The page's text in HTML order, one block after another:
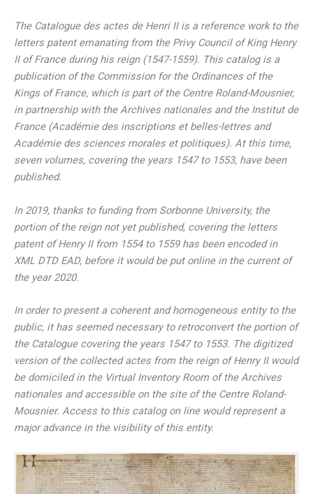
The Catalogue des actes de Henri II is a reference work to the
letters patent emanating from the Privy Council of King Henry
II of France during his reign (1547-1559). This catalog is a
publication of the Commission for the Ordinances of the
Kings of France, which is part of the Centre Roland-Mousnier,
in partnership with the Archives nationales and the Institut de
France (Académie des inscriptions et belles-lettres and
Académie des sciences morales et politiques). At this time,
seven volumes, covering the years 1547 to 1553, have been
published.
In 2019, thanks to funding from Sorbonne University, the
portion of the reign not yet published, covering the letters
patent of Henry II from 1554 to 1559 has been encoded in
XML DTD EAD, before it would be put online in the current of
the year 2020.
In order to present a coherent and homogeneous entity to the
public, it has seemed necessary to retroconvert the portion of
the Catalogue covering the years 1547 to 1553. The digitized
version of the collected actes from the reign of Henry II would
be domiciled in the Virtual Inventory Room of the Archives
nationales and accessible on the site of the Centre Roland-
Mousnier. Access to this catalog on line would represent a
major advance in the visibility of this entity.